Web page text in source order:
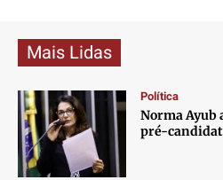
Anuncie
Quem Somos
Anuncie
Quem Somos
Anuncie
Quem Somos
Anuncie
Quem Somos
Mais Lidas
Política
Norma Ayub
pré-